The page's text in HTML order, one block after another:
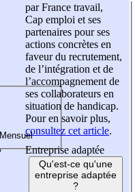
par France travail,
Cap emploi et ses
partenaires pour ses
actions concrètes en
faveur du recrutement,
de l’intégration et de
l’accompagnement de
ses collaborateurs en
situation de handicap.
Pour en savoir plus,
consultez cet article.
Entreprise adaptée
Qu'est-ce qu'une
entreprise adaptée
?